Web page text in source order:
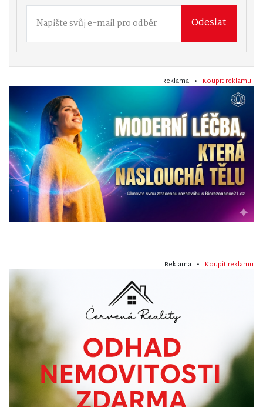
Odeslat
Reklama • Koupit reklamu
Reklama • Koupit reklamu